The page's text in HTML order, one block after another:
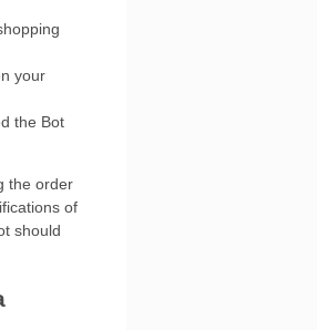
your
the Bot
the order
of
should